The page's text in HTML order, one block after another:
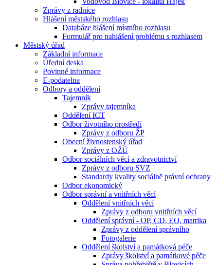
Zprávy z radnice
Hlášení městského rozhlasu
Databáze hlášení místního rozhlasu
Formulář pro nahlášení problému s rozhlasem
Městský úřad
Základní informace
Úřední deska
Povinné informace
E-podatelna
Odbory a oddělení
Tajemník
Zprávy tajemníka
Oddělení ICT
Odbor životního prostředí
Zprávy z odboru ŽP
Obecní živnostenský úřad
Zprávy z OŽÚ
Odbor sociálních věcí a zdravotnictví
Zprávy z odboru SVZ
Standardy kvality sociálně právní ochrany
Odbor ekonomický
Odbor správní a vnitřních věcí
Oddělení vnitřních věcí
Zprávy z odboru vnitřních věcí
Oddělení správní - OP, CD, EO, matrika
Zprávy z oddělení správního
Fotogalerie
Oddělení školství a památková péče
Zprávy školství a památkové péče